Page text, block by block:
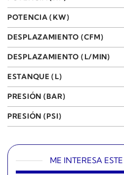
POTENCIA (KW)
DESPLAZAMIENTO (CFM)
DESPLAZAMIENTO (L/MIN)
ESTANQUE (L)
PRESIÓN (BAR)
PRESIÓN (PSI)
ME INTERESA